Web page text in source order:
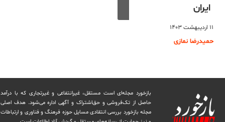
ایران
۱۱ اردیبهشت ۱۴۰۳
حمیدرضا نمازی
بازخورد مجله‌ای است مستقل، غیرانتفاعی و غیرتجاری که با درآمد
حاصل از تک‌فروشی و حق‌اشتراک و آگهی اداره می‌شود. ‏هدف اصلی
مجله بازخورد بررسی انتقادی مسایل حوزه فرهنگ و فناوری و ارتباطات